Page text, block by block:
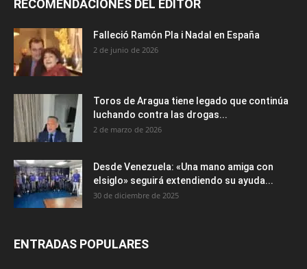
RECOMENDACIONES DEL EDITOR
Falleció Ramón Pla i Nadal en España
2 de junio de 2026
Toros de Aragua tiene legado que continúa
luchando contra las drogas...
2 de marzo de 2026
Desde Venezuela: «Una mano amiga con
elsiglo» seguirá extendiendo su ayuda...
30 de diciembre de 2025
ENTRADAS POPULARES